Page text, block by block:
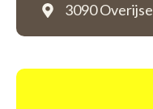
3090 Overijse